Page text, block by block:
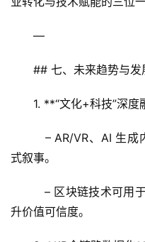
—
## 七、未来趋势与发
1. **“文化+科技”深度
式叙事。
升价值可信度。